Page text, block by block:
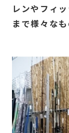
レンやフィ
まで様々な